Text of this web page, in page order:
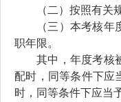
（二）按照有关
（三）本考核
职年限。
其中，年度考核
配时 ， 同等条件下应
时 ， 同等条件下应当